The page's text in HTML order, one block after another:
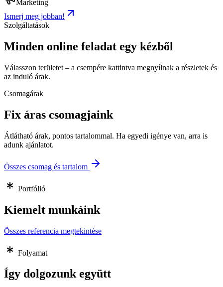
Marketing
Ismerj meg jobban!
Szolgáltatások
Minden online feladat egy kézből
Válasszon területet – a csempére kattintva megnyílnak a részletek és
az induló árak.
Csomagárak
Fix áras csomagjaink
Átlátható árak, pontos tartalommal. Ha egyedi igénye van, arra is
adunk ajánlatot.
Összes csomag és tartalom
Portfólió
Kiemelt munkáink
Összes referencia megtekintése
Folyamat
Így dolgozunk együtt